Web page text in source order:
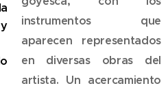
instrumentos que
aparecen representados
en diversas obras del
artista. Un acercamiento